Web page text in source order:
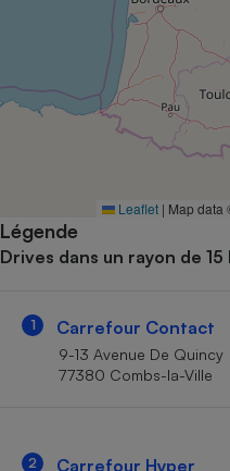
Leaflet | Map data
Légende
Drives dans un rayon de 15
1 Carrefour Contact
9-13 Avenue De Quincy
77380 Combs-la-Ville
2 Carrefour Hyper